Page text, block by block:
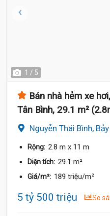
1 / 5
Bán nhà hẻm xe
Tân Bình, 29.1 m²
Nguyễn Thái Bình,
Rộng: 2.8 m x 11 m
Diện tích: 29.1 m²
Giá/m²: 189 triệu/m²
5 tỷ 500 triệu So